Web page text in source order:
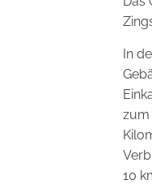
In
zum
10